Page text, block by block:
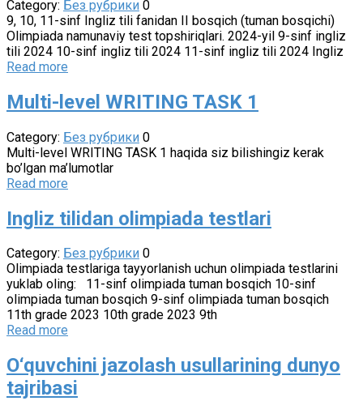
Category: Без рубрики 0
9, 10, 11-sinf Ingliz tili fanidan II bosqich (tuman bosqichi)
Olimpiada namunaviy test topshiriqlari. 2024-yil 9-sinf ingliz
tili 2024 10-sinf ingliz tili 2024 11-sinf ingliz tili 2024 Ingliz
Read more
Multi-level WRITING TASK 1
Category: Без рубрики 0
Multi-level WRITING TASK 1 haqida siz bilishingiz kerak
bo’lgan ma’lumotlar
Read more
Ingliz tilidan olimpiada testlari
Category: Без рубрики 0
Olimpiada testlariga tayyorlanish uchun olimpiada testlarini
yuklab oling: 11-sinf olimpiada tuman bosqich 10-sinf
olimpiada tuman bosqich 9-sinf olimpiada tuman bosqich
11th grade 2023 10th grade 2023 9th
Read more
O‘quvchini jazolash usullarining dunyo
tajribasi